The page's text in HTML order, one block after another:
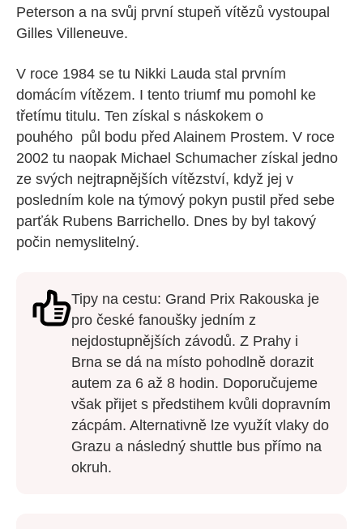
Peterson a na svůj první stupeň vítězů vystoupal
Gilles Villeneuve.
V roce 1984 se tu Nikki Lauda stal prvním
domácím vítězem. I tento triumf mu pomohl ke
třetímu titulu. Ten získal s náskokem o
pouhého půl bodu před Alainem Prostem. V roce
2002 tu naopak Michael Schumacher získal jedno
ze svých nejtrapnějších vítězství, když jej v
posledním kole na týmový pokyn pustil před sebe
parťák Rubens Barrichello. Dnes by byl takový
počin nemyslitelný.
Tipy na cestu: Grand Prix Rakouska je
pro české fanoušky jedním z
nejdostupnějších závodů. Z Prahy i
Brna se dá na místo pohodlně dorazit
autem za 6 až 8 hodin. Doporučujeme
však přijet s předstihem kvůli dopravním
zácpám. Alternativně lze využít vlaky do
Grazu a následný shuttle bus přímo na
okruh.